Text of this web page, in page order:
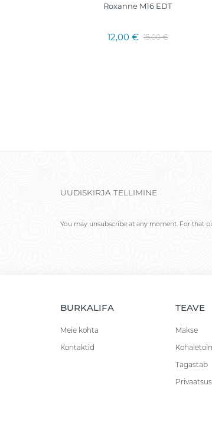
Roxanne M16 EDT
12,00 € 15,00 €
UUDISKIRJA TELLIMINE
You may unsubscribe at any moment. For that
BURKALIFA
Meie kohta
Kontaktid
TEAVE
Makse
Tagastab